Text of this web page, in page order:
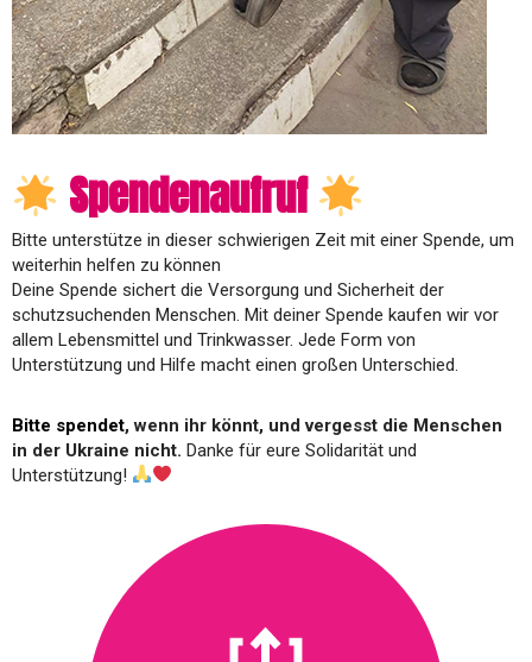
Spendenaufruf
Bitte unterstütze in dieser schwierigen Zeit mit einer Spende, um
weiterhin helfen zu können
Deine Spende sichert die Versorgung und Sicherheit der
schutzsuchenden Menschen. Mit deiner Spende kaufen wir vor
allem Lebensmittel und Trinkwasser. Jede Form von
Unterstützung und Hilfe macht einen großen Unterschied.
Bitte spendet, wenn ihr könnt, und vergesst die Menschen
in der Ukraine nicht. Danke für eure Solidarität und
Unterstützung!